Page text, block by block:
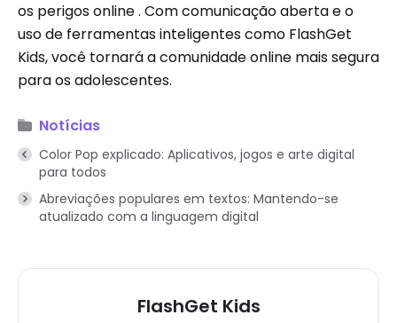
os perigos online . Com comunicação aberta e o
uso de ferramentas inteligentes como FlashGet
Kids, você tornará a comunidade online mais segura
para os adolescentes.
Notícias
Color Pop explicado: Aplicativos, jogos e arte digital
para todos
Abreviações populares em textos: Mantendo-se
atualizado com a linguagem digital
FlashGet Kids